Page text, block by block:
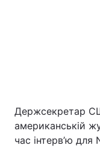
Держсекретар
американській
час інтерв’ю